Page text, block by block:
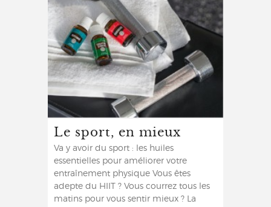
Le sport, en mieux
Va y avoir du sport : les huiles
essentielles pour améliorer votre
entraînement physique Vous êtes
adepte du HIIT ? Vous courrez tous les
matins pour vous sentir mieux ? La